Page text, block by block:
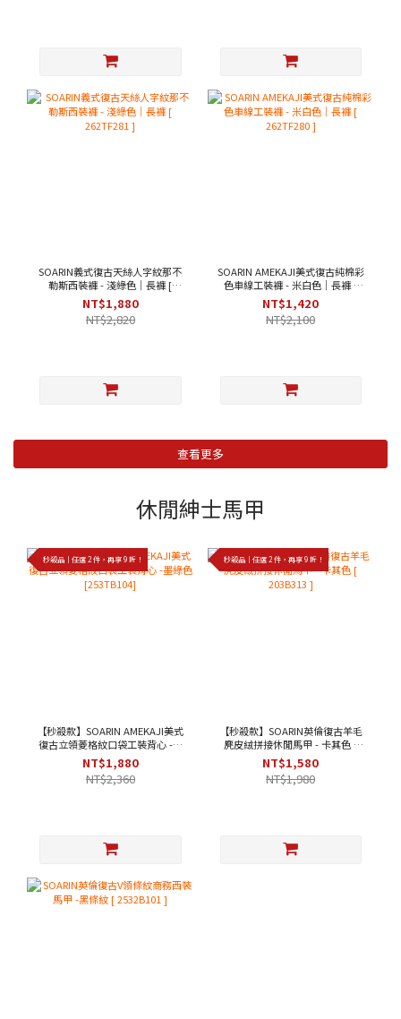
SOARIN義式復古天絲人字紋那不
勒斯西裝褲 - 淺綠色｜長褲 [
262TF281 ]
NT$1,880
NT$2,820
SOARIN AMEKAJI美式復古純棉彩
色車線工裝褲 - 米白色｜長褲 [
262TF280 ]
NT$1,420
NT$2,100
查看更多
休閒紳士馬甲
秒殺品｜任選 2 件，再享 9 折！
【秒殺款】SOARIN AMEKAJI美式
復古立領菱格紋口袋工裝背心 -墨
綠色 [253TB104]
NT$1,880
NT$2,360
秒殺品｜任選 2 件，再享 9 折！
【秒殺款】SOARIN英倫復古羊毛
麂皮絨拼接休閒馬甲 - 卡其色 [
203B313 ]
NT$1,580
NT$1,980